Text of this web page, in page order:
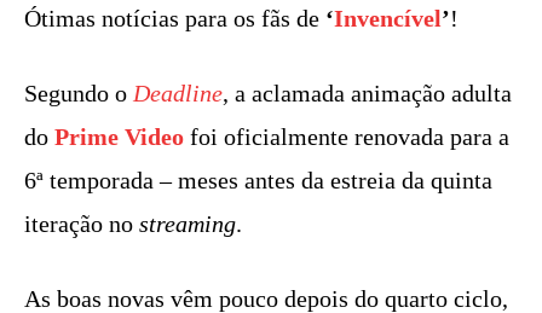
Ótimas notícias para os fãs de ‘Invencível’!
Segundo o Deadline, a aclamada animação adulta
do Prime Video foi oficialmente renovada para a
6ª temporada – meses antes da estreia da quinta
iteração no streaming.
As boas novas vêm pouco depois do quarto ciclo,